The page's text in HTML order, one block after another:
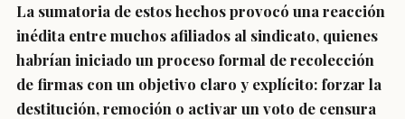
La sumatoria de estos hechos provocó una reacción
inédita entre muchos afiliados al sindicato, quienes
habrían iniciado un proceso formal de recolección
de firmas con un objetivo claro y explícito: forzar la
destitución, remoción o activar un voto de censura